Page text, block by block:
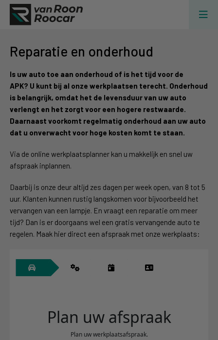
Reparatie en onderhoud
Is uw auto toe aan onderhoud of is het tijd voor de
APK? U kunt bij al onze werkplaatsen terecht. Onderhoud
is belangrijk, omdat het de levensduur van uw auto
verlengt en het zorgt voor een hogere restwaarde.
Daarnaast voorkomt regelmatig onderhoud aan uw auto
dat u onverwacht voor hoge kosten komt te staan.
Via de online werkplaatsplanner kan u makkelijk en snel uw
afspraak inplannen.
Daarbij is onze deur altijd zes dagen per week open, van 8 tot 5
uur. Klanten kunnen rustig langskomen voor bijvoorbeeld het
vervangen van een lampje. En vraagt een reparatie om meer
tijd? Dan is er doorgaans wel een gratis vervangende auto te
regelen. Maak hier direct een afspraak met onze werkplaats: